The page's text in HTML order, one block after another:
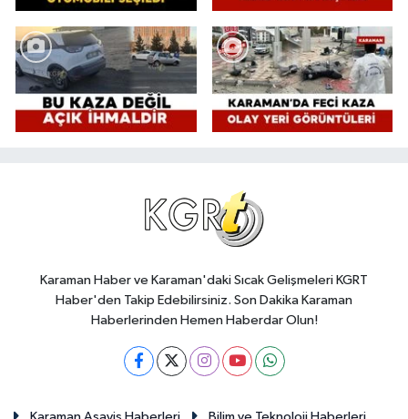
Karaman Haber ve Karaman'daki Sıcak Gelişmeleri KGRT
Haber'den Takip Edebilirsiniz. Son Dakika Karaman
Haberlerinden Hemen Haberdar Olun!